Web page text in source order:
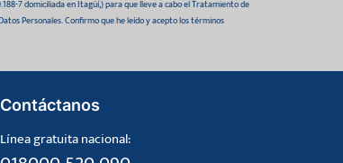
7 domiciliada en Itagüí,) para que lleve a cabo el Tratamiento de
Personales. Confirmo que he leído y acepto los términos
Contáctanos
Línea gratuita nacional: